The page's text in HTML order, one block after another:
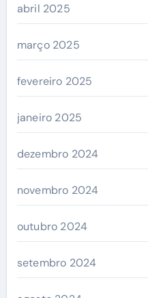
abril 2025
março 2025
fevereiro 2025
janeiro 2025
dezembro 2024
novembro 2024
outubro 2024
setembro 2024